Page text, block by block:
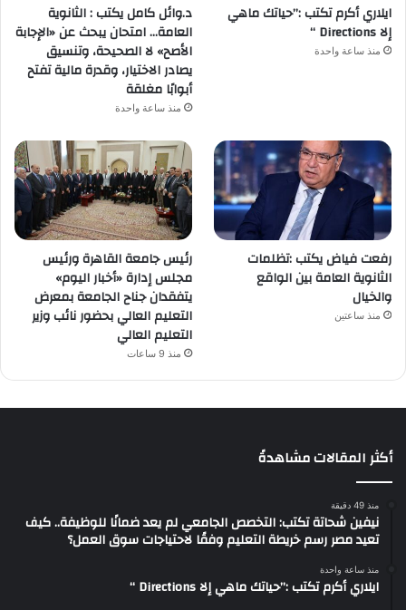
ايلاري أكرم تكتب :”حياتك ماهي
إلا Directions “
منذ ساعة واحدة
د.وائل كامل يكتب : الثانوية
العامة… امتحان يبحث عن «الإجابة
الأصح» لا الصحيحة، وتنسيق
يصادر الاختيار، وقدرة مالية تفتح
أبوابًا مغلقة
منذ ساعة واحدة
رفعت فياض يكتب :تظلمات
الثانوية العامة بين الواقع
والخيال
منذ ساعتين
رئيس جامعة القاهرة ورئيس
مجلس إدارة «أخبار اليوم»
يتفقدان جناح الجامعة بمعرض
التعليم العالي بحضور نائب وزير
التعليم العالي
منذ 9 ساعات
أكثر المقالات مشاهدةً
منذ 49 دقيقة
نيفين شحاتة تكتب: التخصص الجامعي لم يعد ضمانًا للوظيفة.. كيف
تعيد مصر رسم خريطة التعليم وفقًا لاحتياجات سوق العمل؟
منذ ساعة واحدة
ايلاري أكرم تكتب :”حياتك ماهي إلا Directions “